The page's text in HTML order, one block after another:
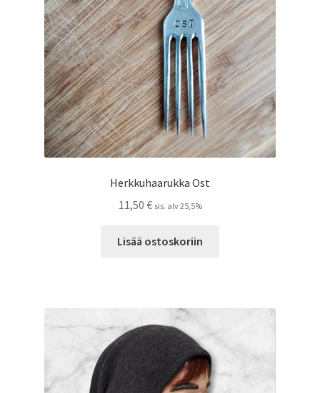
Herkkuhaarukka Ost
11,50 € sis. alv 25,5%
Lisää ostoskoriin